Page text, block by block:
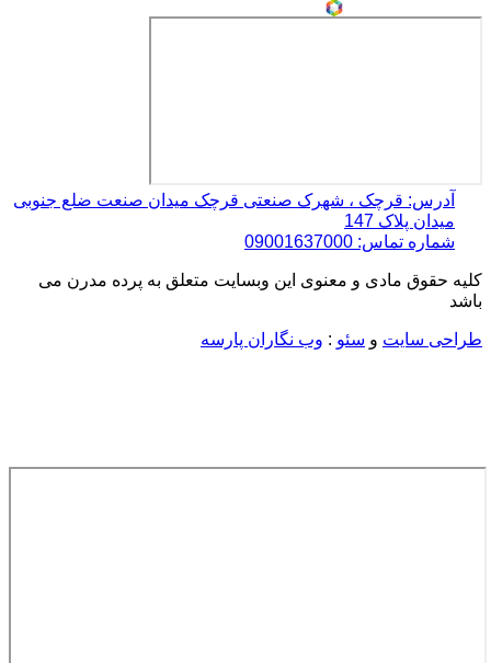
آدرس: قرچک ، شهرک صنعتی قرچک میدان صنعت ضلع جنوبی
میدان پلاک 147
شماره تماس: 09001637000
کلیه حقوق مادی و معنوی این وبسایت متعلق به پرده مدرن می
باشد
طراحی سایت و سئو : وب نگاران پارسه